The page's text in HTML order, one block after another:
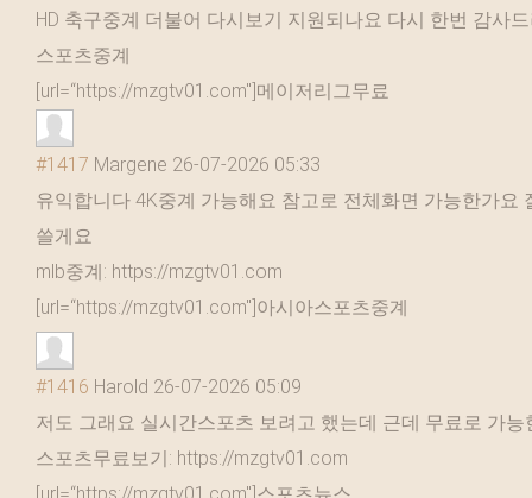
HD 축구중계 더불어 다시보기 지원되나요 다시 한번 감사
스포츠중계
[url=“https://mzgtv01.com"]메이저리그무료
#1417 Margene 26-07-2026 05:33
유익합니다 4K중계 가능해요 참고로 전체화면 가능한가요
쓸게요
mlb중계: https://mzgtv01.com
[url=“https://mzgtv01.com"]아시아스포츠중계
#1416 Harold 26-07-2026 05:09
저도 그래요 실시간스포츠 보려고 했는데 근데 무료로 가
스포츠무료보기: https://mzgtv01.com